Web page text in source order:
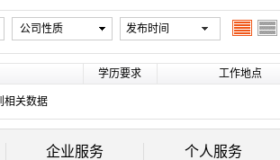
公司性质 发布时间
学历要求 工作地点
相关数据
企业服务 个人服务